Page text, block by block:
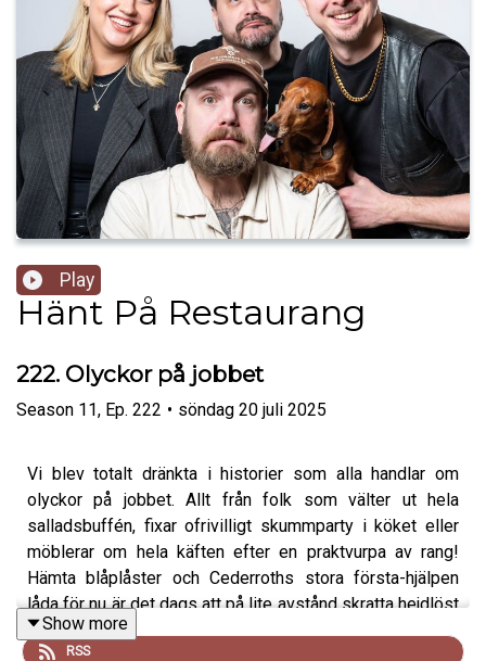
Play
Hänt På Restaurang
222. Olyckor på jobbet
Season 11, Ep. 222 • söndag 20 juli 2025
Vi blev totalt dränkta i historier som alla handlar om
olyckor på jobbet. Allt från folk som välter ut hela
salladsbuffén, fixar ofrivilligt skummparty i köket eller
möblerar om hela käften efter en praktvurpa av rang!
Hämta blåplåster och Cederroths stora första-hjälpen
låda för nu är det dags att på lite avstånd skratta hejdlöst
åt andra människors olycka!
Show more
RSS